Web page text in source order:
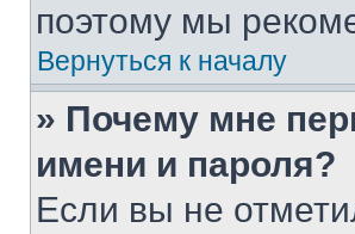
поэтому мы
Вернуться к началу
» Почему мне
имени и пароля?
Если вы не